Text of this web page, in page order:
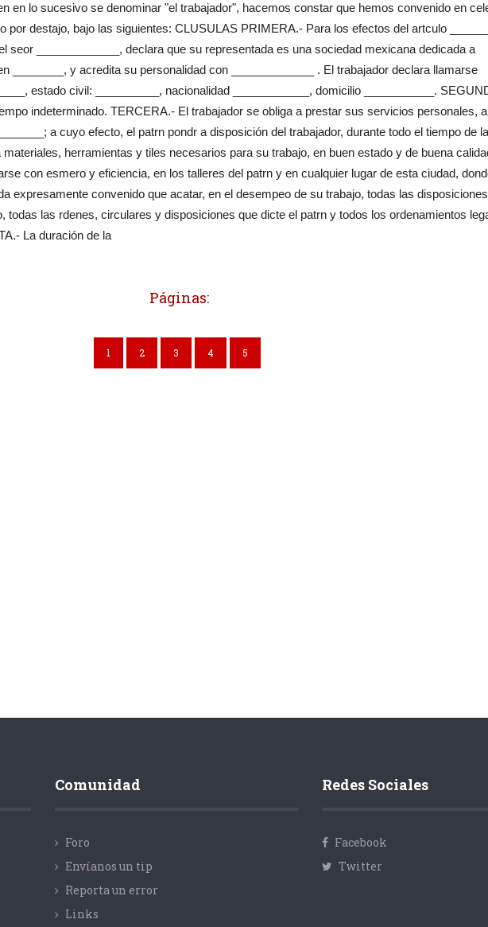
en lo sucesivo se denominar "el trabajador", hacemos constar que hemos convenido en
por destajo, bajo las siguientes: CLUSULAS PRIMERA.- Para los efectos del artculo
seor _____________, declara que su representada es una sociedad mexicana dedicada a
________, y acredita su personalidad con _____________ . El trabajador declara llamarse
estado civil: __________, nacionalidad ____________, domicilio ___________.
indeterminado. TERCERA.- El trabajador se obliga a prestar sus servicios personales,
a cuyo efecto, el patrn pondr a disposición del trabajador, durante todo el tiempo de la
herramientas y tiles necesarios para su trabajo, en buen estado y de buena
con esmero y eficiencia, en los talleres del patrn y en cualquier lugar de esta ciudad,
expresamente convenido que acatar, en el desempeo de su trabajo, todas las
todas las rdenes, circulares y disposiciones que dicte el patrn y todos los ordenamientos
La duración de la
Páginas:
1 2 3 4 5
Comunidad
Foro
Envíanos un tip
Reporta un error
Links
Redes Sociales
Facebook
Twitter